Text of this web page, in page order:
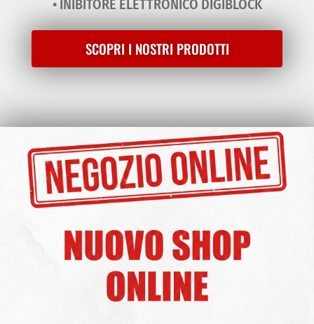
• INIBITORE ELETTRONICO DIGIBLOCK
SCOPRI I NOSTRI PRODOTTI